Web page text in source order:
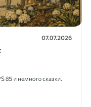
07.07.2026
85 и немного сказки.